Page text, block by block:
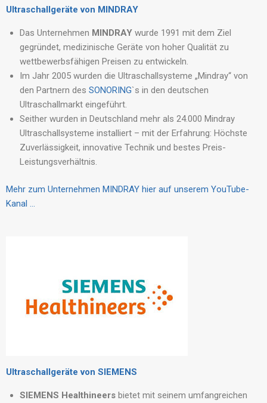
Ultraschallgeräte von MINDRAY
Das Unternehmen MINDRAYwurde 1991 mit dem Ziel
gegründet, medizinische Geräte von hoher Qualität zu
wettbewerbsfähigen Preisen zu entwickeln.
Im Jahr 2005 wurden die Ultraschallsysteme „Mindray“ von
den Partnern des SONORING`s in den deutschen
Ultraschallmarkt eingeführt.
Seither wurden in Deutschland mehr als 24.000 Mindray
Ultraschallsysteme installiert – mit der Erfahrung: Höchste
Zuverlässigkeit, innovative Technik und bestes Preis-
Leistungsverhältnis.
Mehr zum Unternehmen MINDRAY hier auf unserem YouTube-
Kanal …
Ultraschallgeräte von SIEMENS
SIEMENS Healthineersbietet mit seinem umfangreichen